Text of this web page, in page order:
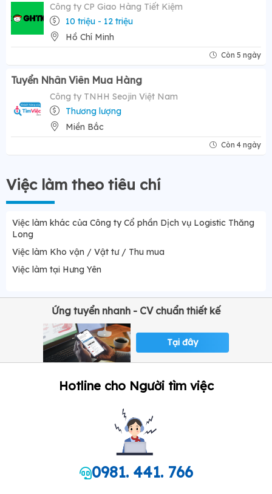
Công ty CP Giao Hàng Tiết Kiệm
10 triệu - 12 triệu
Hồ Chí Minh
Còn 5 ngày
Tuyển Nhân Viên Mua Hàng
Công ty TNHH Seojin Việt Nam
Thương lượng
Miền Bắc
Còn 4 ngày
Việc làm theo tiêu chí
Việc làm khác của Công ty Cổ phần Dịch vụ Logistic Thăng
Long
Việc làm Kho vận / Vật tư / Thu mua
Việc làm tại Hưng Yên
Ứng tuyển nhanh - CV chuẩn thiết kế
Tại đây
Hotline cho Người tìm việc
0981. 441. 766